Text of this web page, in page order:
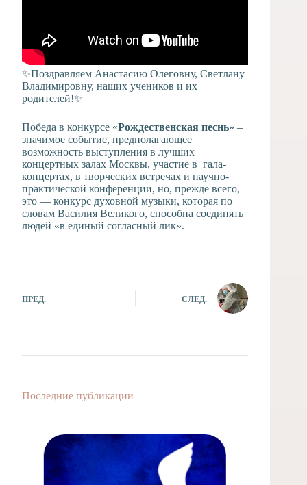
✨Поздравляем Анастасию Олеговну, Светлану
Владимировну, наших учеников и их
родителей!✨
Победа в конкурсе «Рождественская песнь» –
значимое событие, предполагающее
возможность выступления в лучших
концертных залах Москвы, участие в гала-
концертах, в творческих встречах и научно-
практической конференции, но, прежде всего,
это — конкурс духовной музыки, которая по
словам Василия Великого, способна соединять
людей «в единый согласный лик».
ПРЕД. СЛЕД.
Последние публикации